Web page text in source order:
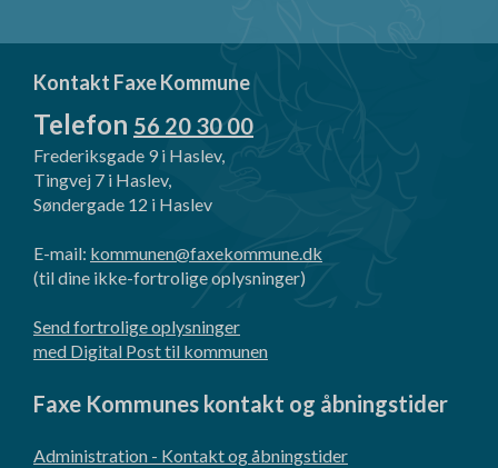
Kontakt Faxe Kommune
Telefon 56 20 30 00
Frederiksgade 9 i Haslev,
Tingvej 7 i Haslev,
Søndergade 12 i Haslev
E-mail: kommunen@faxekommune.dk
(til dine ikke-fortrolige oplysninger)
Send fortrolige oplysninger
med Digital Post til kommunen
Faxe Kommunes kontakt og åbningstider
Administration - Kontakt og åbningstider